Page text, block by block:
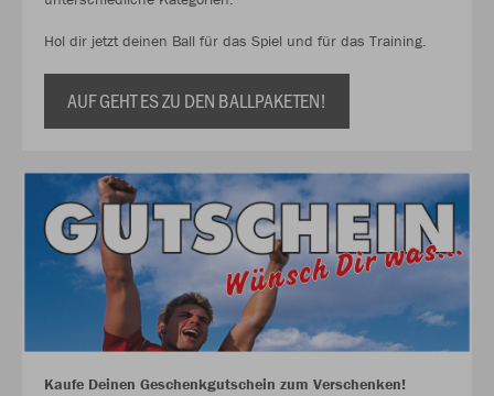
Hol dir jetzt deinen Ball für das Spiel und für das Training.
AUF GEHT ES ZU DEN BALLPAKETEN!
Kaufe Deinen Geschenkgutschein zum Verschenken!